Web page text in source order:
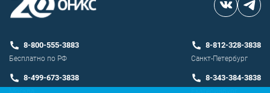
8-800-555-3883
Бесплатно по РФ
8-812-328-3838
Санкт-Петербург
8-499-673-3838 8-343-384-3838